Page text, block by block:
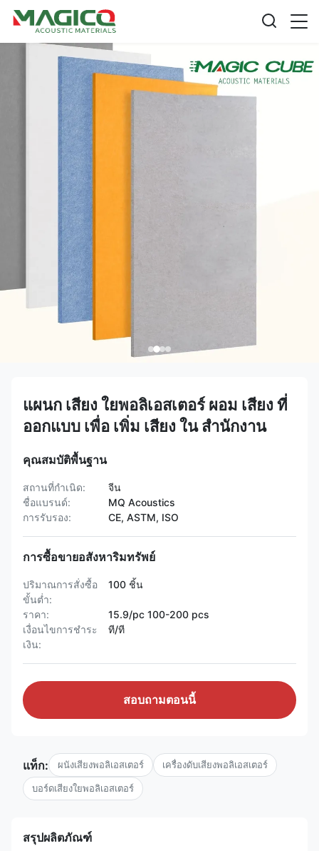
แผนก เสียง ใยพอลิเอสเตอร์ ผอม เสียง ที่
ออกแบบ เพื่อ เพิ่ม เสียง ใน สํานักงาน
คุณสมบัติพื้นฐาน
สถานที่กำเนิด:
จีน
ชื่อแบรนด์:
MQ Acoustics
การรับรอง:
CE, ASTM, ISO
การซื้อขายอสังหาริมทรัพย์
ปริมาณการสั่งซื้อ
ขั้นต่ำ:
100 ชิ้น
ราคา:
15.9/pc 100-200 pcs
เงื่อนไขการชำระ
เงิน:
ที/ที
สอบถามตอนนี้
แท็ก: ผนังเสียงพอลิเอสเตอร์ เครื่องดับเสียงพอลิเอสเตอร์
บอร์ดเสียงใยพอลิเอสเตอร์
สรุปผลิตภัณฑ์